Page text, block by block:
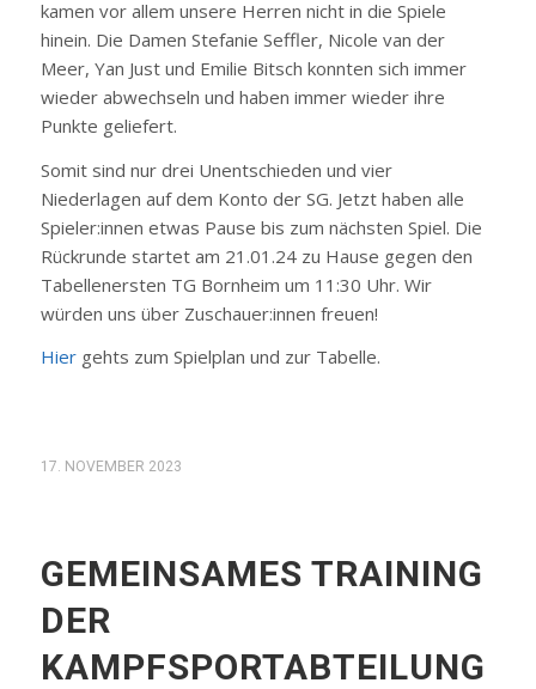
kamen vor allem unsere Herren nicht in die Spiele
hinein. Die Damen Stefanie Seffler, Nicole van der
Meer, Yan Just und Emilie Bitsch konnten sich immer
wieder abwechseln und haben immer wieder ihre
Punkte geliefert.
Somit sind nur drei Unentschieden und vier
Niederlagen auf dem Konto der SG. Jetzt haben alle
Spieler:innen etwas Pause bis zum nächsten Spiel. Die
Rückrunde startet am 21.01.24 zu Hause gegen den
Tabellenersten TG Bornheim um 11:30 Uhr. Wir
würden uns über Zuschauer:innen freuen!
Hiergehts zum Spielplan und zur Tabelle.
17. NOVEMBER 2023
GEMEINSAMES TRAINING
DER
KAMPFSPORTABTEILUNG